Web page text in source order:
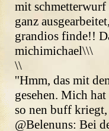
mit
ganz
grandios finde!!
michimichael\\\
\\
''Hmm, das mit
gesehen. Mich
so nen buff kriegt,
@Belenuns: Bei